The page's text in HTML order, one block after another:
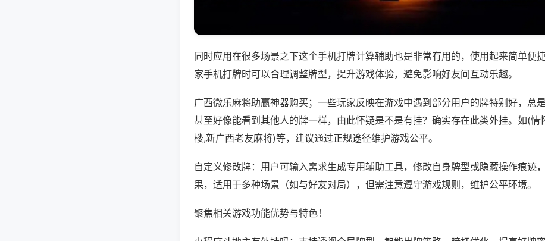
同时应用在很多场景之下这个手机打牌计算辅助也是非常有用的，使用起来简单便
家手机打牌时可以合理调整牌型，提升游戏体验，避免影响好友间互动乐趣。
广西微乐麻将助赢神器购买；一些玩家反映在游戏中遇到部分用户的牌特别好，总是
甚至好像能看到其他人的牌一样，由此怀疑是不是有挂？确实存在此类外挂。如(情
楼,新广西老友麻将)等，建议通过正规途径维护游戏公平。
自定义修改牌：用户可输入需求生成专用辅助工具，修改自身牌型或隐藏操作痕迹
果，适用于多种场景（如与好友对局），但需注意遵守游戏规则，维护公平环境。
聚焦相关游戏功能优势与特色！